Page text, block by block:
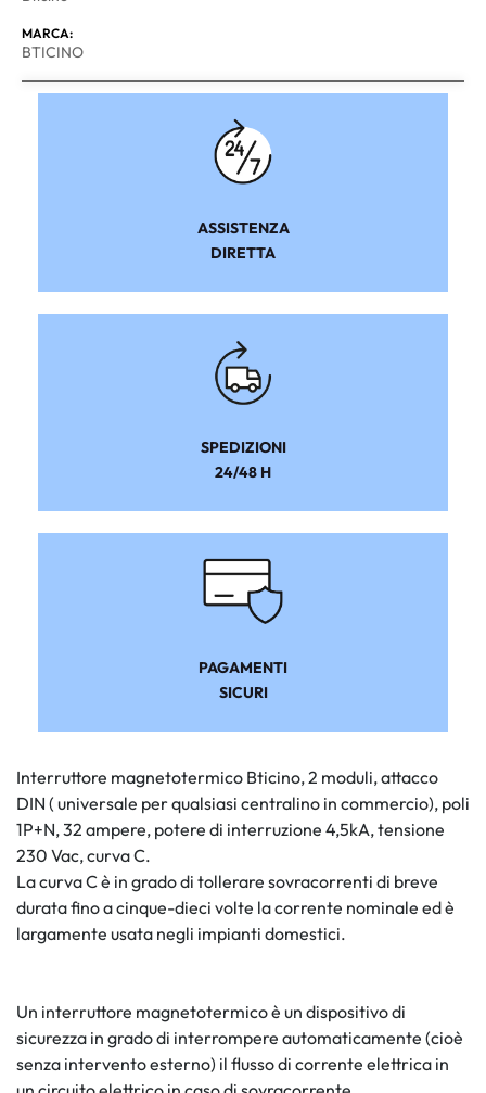
MARCA:
BTICINO
ASSISTENZA
DIRETTA
SPEDIZIONI
24/48 H
PAGAMENTI
SICURI
Interruttore magnetotermico Bticino, 2 moduli, attacco
DIN ( universale per qualsiasi centralino in commercio), poli
1P+N, 32 ampere, potere di interruzione 4,5kA, tensione
230 Vac, curva C.
La curva C è in grado di tollerare sovracorrenti di breve
durata fino a cinque-dieci volte la corrente nominale ed è
largamente usata negli impianti domestici.
Un interruttore magnetotermico è un dispositivo di
sicurezza in grado di interrompere automaticamente (cioè
senza intervento esterno) il flusso di corrente elettrica in